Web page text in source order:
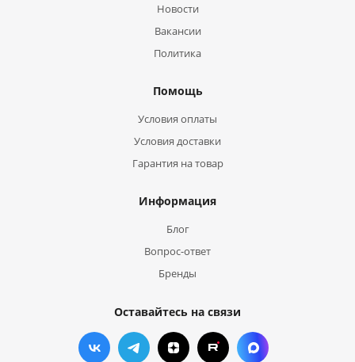
Новости
Вакансии
Политика
Помощь
Условия оплаты
Условия доставки
Гарантия на товар
Информация
Блог
Вопрос-ответ
Бренды
Оставайтесь на связи